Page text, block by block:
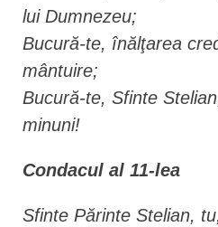
lui Dumnezeu;
Bucură-te, înălţarea
mântuire;
Bucură-te, Sfinte
minuni!
Condacul al 11-lea
Sfinte Părinte Stelian,